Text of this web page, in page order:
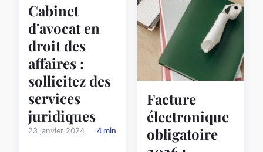
Cabinet
d'avocat en
droit des
affaires :
sollicitez des
services
juridiques
23 janvier 2024 4 min
Facture
électronique
obligatoire